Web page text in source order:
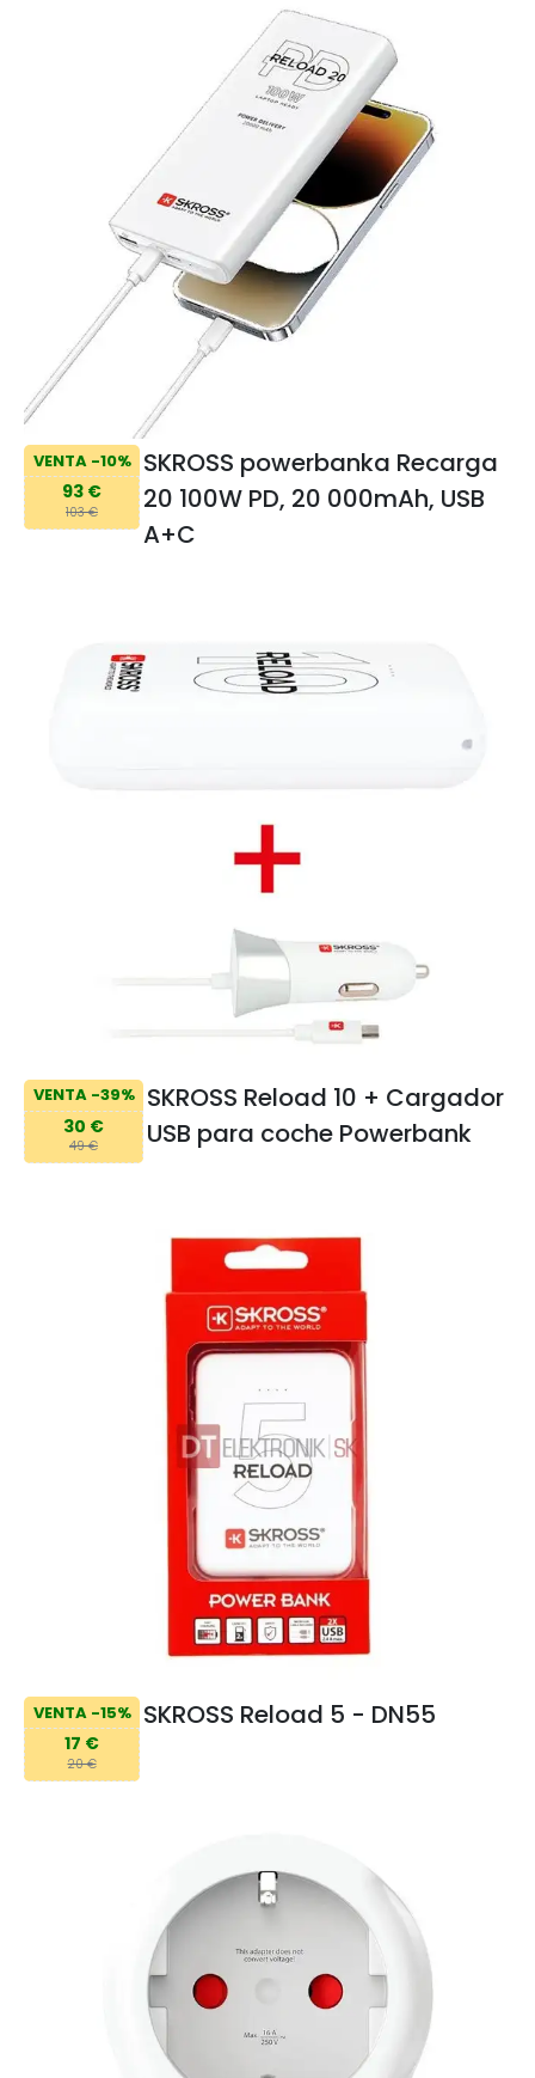
VENTA -10%
93 €
103 €
SKROSS powerbanka Recarga
20 100W PD, 20 000mAh, USB
A+C
VENTA -39%
30 €
49 €
SKROSS Reload 10 + Cargador
USB para coche Powerbank
VENTA -15%
17 €
20 €
SKROSS Reload 5 - DN55